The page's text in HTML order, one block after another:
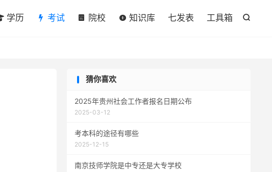

学历 考试 院校 知识库 七发表 工具箱
猜你喜欢
2025年贵州社会工作者报名日期公布
2025-03-12
考本科的途径有哪些
2025-12-15
南京技师学院是中专还是大专学校